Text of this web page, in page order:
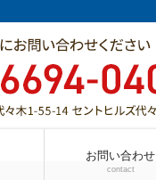
お問い合わせ
contact